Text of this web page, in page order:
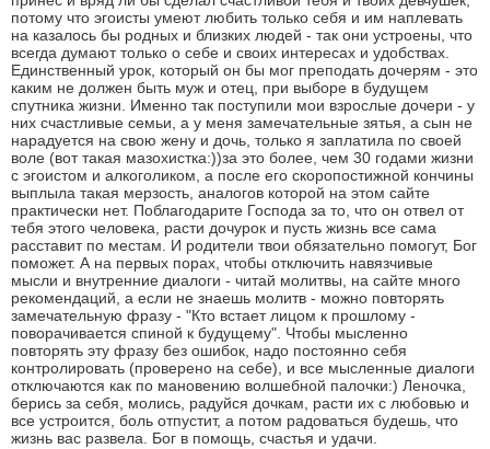
потому что эгоисты умеют любить только себя и им наплевать
на казалось бы родных и близких людей - так они устроены, что
всегда думают только о себе и своих интересах и удобствах.
Единственный урок, который он бы мог преподать дочерям - это
каким не должен быть муж и отец, при выборе в будущем
спутника жизни. Именно так поступили мои взрослые дочери - у
них счастливые семьи, а у меня замечательные зятья, а сын не
нарадуется на свою жену и дочь, только я заплатила по своей
воле (вот такая мазохистка:))за это более, чем 30 годами жизни
с эгоистом и алкоголиком, а после его скоропостижной кончины
выплыла такая мерзость, аналогов которой на этом сайте
практически нет. Поблагодарите Господа за то, что он отвел от
тебя этого человека, расти дочурок и пусть жизнь все сама
расставит по местам. И родители твои обязательно помогут, Бог
поможет. А на первых порах, чтобы отключить навязчивые
мысли и внутренние диалоги - читай молитвы, на сайте много
рекомендаций, а если не знаешь молитв - можно повторять
замечательную фразу - "Кто встает лицом к прошлому -
поворачивается спиной к будущему". Чтобы мысленно
повторять эту фразу без ошибок, надо постоянно себя
контролировать (проверено на себе), и все мысленные диалоги
отключаются как по мановению волшебной палочки:) Леночка,
берись за себя, молись, радуйся дочкам, расти их с любовью и
все устроится, боль отпустит, а потом радоваться будешь, что
жизнь вас развела. Бог в помощь, счастья и удачи.